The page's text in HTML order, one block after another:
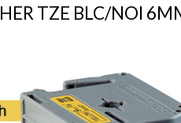
TZE BLC/NOI